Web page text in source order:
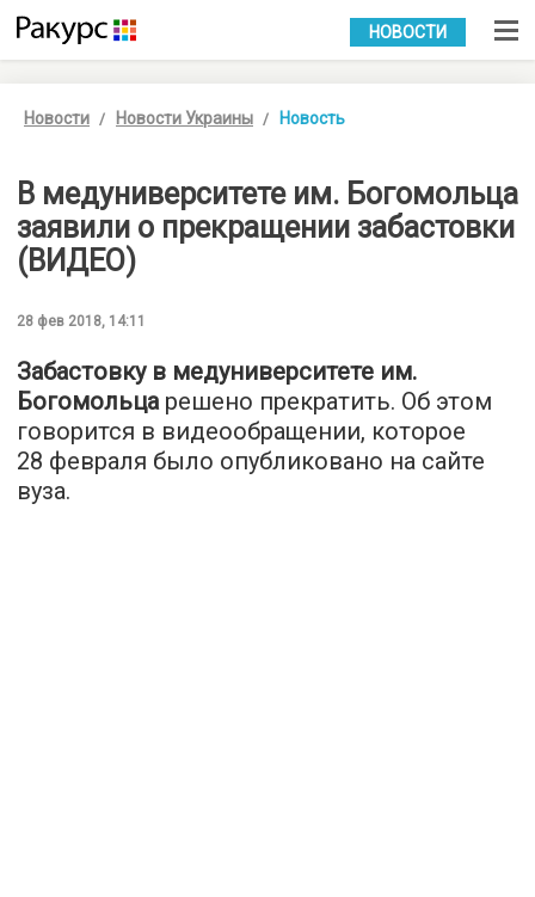
УКР РУС
НОВОСТИ
Новости Новости Украины Новость
В медуниверситете им. Богомольца
заявили о прекращении забастовки
(ВИДЕО)
28 фев 2018, 14:11
Забастовку в медуниверситете им.
Богомольцарешено прекратить. Об этом
говорится в видеообращении, которое
28 февраля было опубликовано на сайте
вуза.